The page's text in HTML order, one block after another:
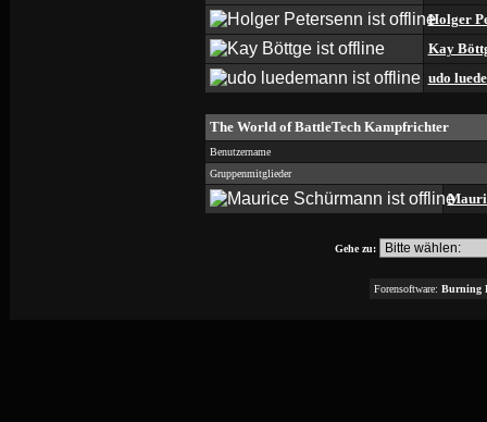
Holger
Kay
udo
The World of BattleTech Kampfrichter
Benutzername
Gruppenmitglieder
Gehe zu:
Forensoftware: Burning